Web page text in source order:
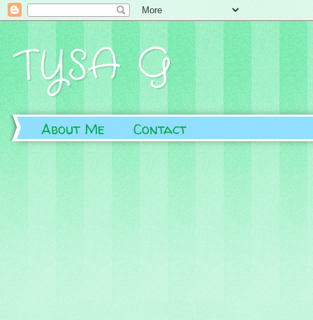
TYSA G
About Me Contact